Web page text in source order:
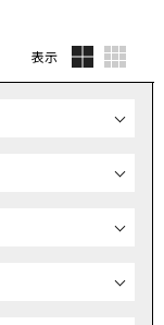
表示